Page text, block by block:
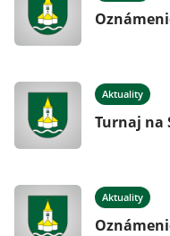
Aktuality
Turnaj na
Aktuality